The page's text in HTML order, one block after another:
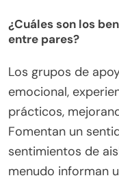
¿Cuáles son los
entre pares?
Los grupos de
emocional,
prácticos,
Fomentan un
sentimientos de
menudo informan